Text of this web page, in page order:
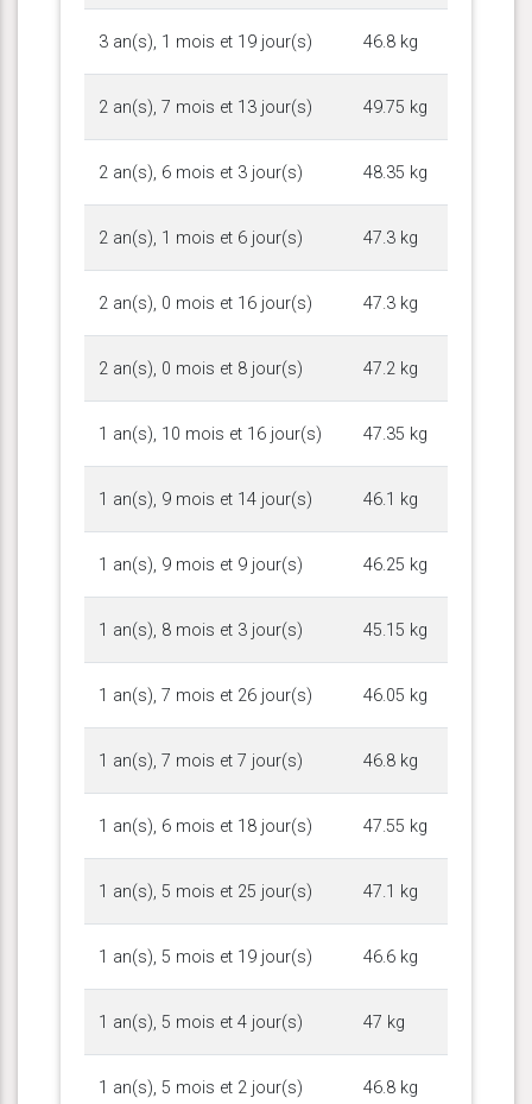
3 an(s), 1 mois et 19 jour(s) 46.8 kg
2 an(s), 7 mois et 13 jour(s) 49.75 kg
2 an(s), 6 mois et 3 jour(s) 48.35 kg
2 an(s), 1 mois et 6 jour(s) 47.3 kg
2 an(s), 0 mois et 16 jour(s) 47.3 kg
2 an(s), 0 mois et 8 jour(s) 47.2 kg
1 an(s), 10 mois et 16 jour(s) 47.35 kg
1 an(s), 9 mois et 14 jour(s) 46.1 kg
1 an(s), 9 mois et 9 jour(s) 46.25 kg
1 an(s), 8 mois et 3 jour(s) 45.15 kg
1 an(s), 7 mois et 26 jour(s) 46.05 kg
1 an(s), 7 mois et 7 jour(s) 46.8 kg
1 an(s), 6 mois et 18 jour(s) 47.55 kg
1 an(s), 5 mois et 25 jour(s) 47.1 kg
1 an(s), 5 mois et 19 jour(s) 46.6 kg
1 an(s), 5 mois et 4 jour(s) 47 kg
1 an(s), 5 mois et 2 jour(s) 46.8 kg